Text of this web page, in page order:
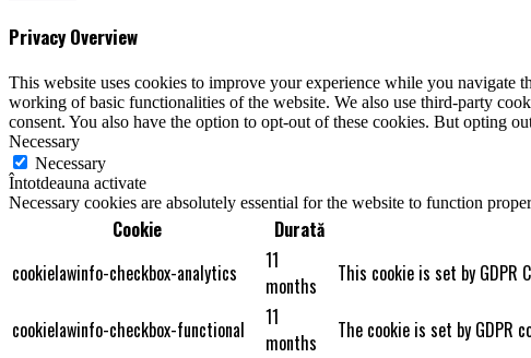
Privacy Overview
This website uses cookies to improve your experience while you navigate
working of basic functionalities of the website. We also use third-party
consent. You also have the option to opt-out of these cookies. But opting
Necessary
Necessary
Întotdeauna activate
Necessary cookies are absolutely essential for the website to function
Cookie Durată
cookielawinfo-checkbox-analytics
11
months
This cookie is set by
cookielawinfo-checkbox-functional
11
months
The cookie is set by GDPR